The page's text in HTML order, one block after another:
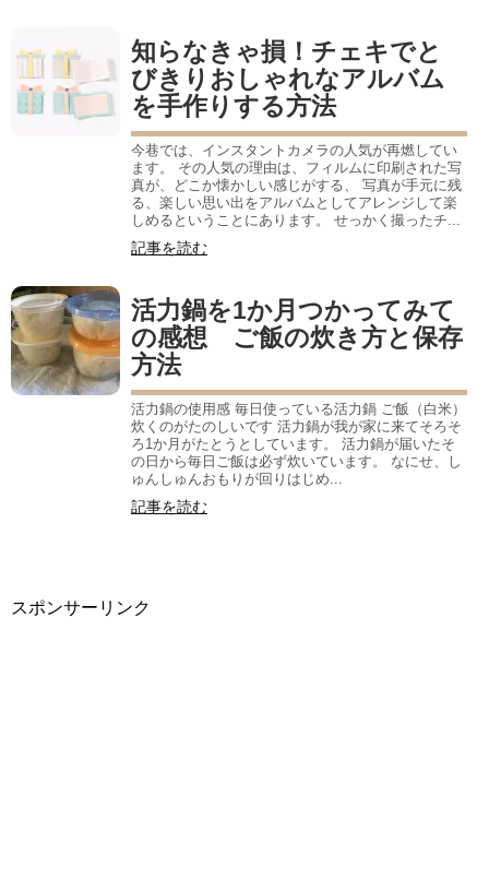
知らなきゃ損！チェキでと
びきりおしゃれなアルバム
を手作りする方法
今巷では、インスタントカメラの人気が再燃してい
ます。 その人気の理由は、フィルムに印刷された写
真が、どこか懐かしい感じがする、 写真が手元に残
る、楽しい思い出をアルバムとしてアレンジして楽
しめるということにあります。 せっかく撮ったチ...
記事を読む
活力鍋を1か月つかってみて
の感想 ご飯の炊き方と保存
方法
活力鍋の使用感 毎日使っている活力鍋 ご飯（白米）
炊くのがたのしいです 活力鍋が我が家に来てそろそ
ろ1か月がたとうとしています。 活力鍋が届いたそ
の日から毎日ご飯は必ず炊いています。 なにせ、し
ゅんしゅんおもりが回りはじめ...
記事を読む
スポンサーリンク